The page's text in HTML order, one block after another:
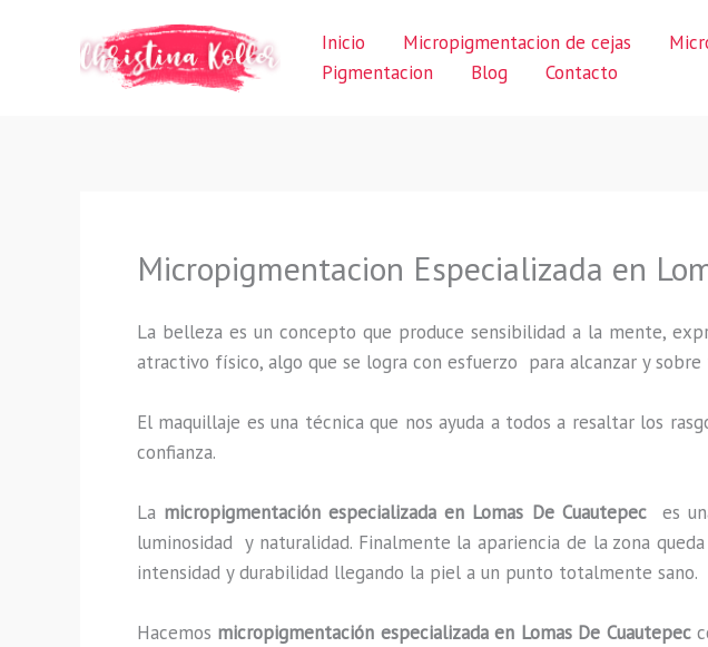
Inicio Micropigmentacion de cejas
Pigmentacion
Blog Contacto
Micropigmentacion Especializada en
La belleza es un concepto que produce sensibilidad a la mente,
atractivo físico, algo que se logra con esfuerzo para alcanzar y
El maquillaje es una técnica que nos ayuda a todos a resaltar los
confianza.
La micropigmentación especializada en Lomas De Cuautepec es
luminosidad y naturalidad. Finalmente la apariencia de la zona
intensidad y durabilidad llegando la piel a un punto totalmente sano.
Hacemos micropigmentación especializada en Lomas De Cuautepec